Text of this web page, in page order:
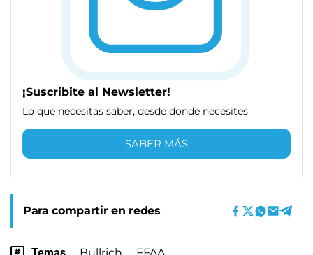
¡Suscribite al Newsletter!
Lo que necesitas saber, desde donde necesites
SABER MÁS
Para compartir en redes